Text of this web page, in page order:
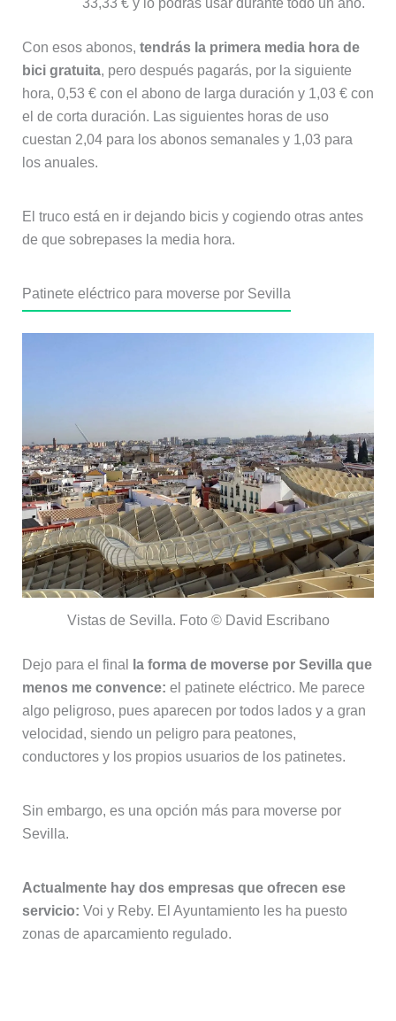
Con esos abonos, tendrás la primera media hora de
bici gratuita, pero después pagarás, por la siguiente
hora, 0,53 € con el abono de larga duración y 1,03 € con
el de corta duración. Las siguientes horas de uso
cuestan 2,04 para los abonos semanales y 1,03 para
los anuales.
El truco está en ir dejando bicis y cogiendo otras antes
de que sobrepases la media hora.
Patinete eléctrico para moverse por Sevilla
Vistas de Sevilla. Foto © David Escribano
Dejo para el final
la forma de moverse por Sevilla que
menos me convence: el patinete eléctrico. Me parece
algo peligroso, pues aparecen por todos lados y a gran
velocidad, siendo un peligro para peatones,
conductores y los propios usuarios de los patinetes.
Sin embargo, es una opción más para moverse por
Sevilla.
Actualmente hay dos empresas que ofrecen ese
servicio: Voi y Reby. El Ayuntamiento les ha puesto
zonas de aparcamiento regulado.